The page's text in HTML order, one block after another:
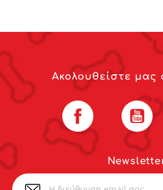
Ακολουθείστε μας
Facebook